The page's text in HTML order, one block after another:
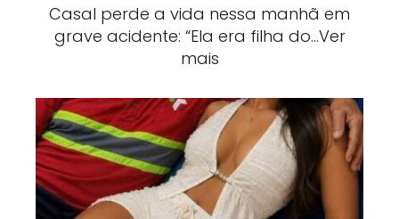
Casal perde a vida nessa manhã em
grave acidente: “Ela era filha do…Ver
mais